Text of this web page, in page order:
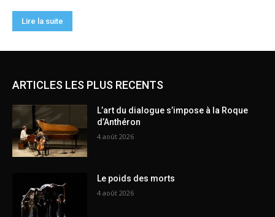
ARTICLES LES PLUS RECENTS
L’art du dialogue s’impose à la Roque
d’Anthéron
4 août 2026
Le poids des morts
4 août 2026